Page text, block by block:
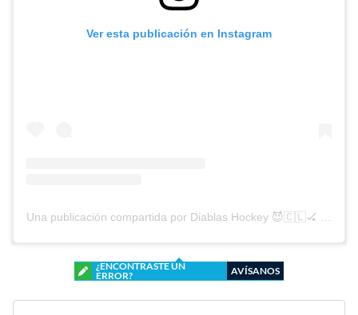
Ver esta publicación en Instagram
¿ENCONTRASTE UN
ERROR?
AVÍSANOS